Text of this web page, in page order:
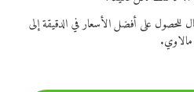
على أفضل الأسعار في الدقيقة إلى
مالاوي.